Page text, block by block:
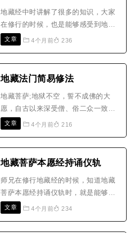
地藏经中时讲解了很多的知识，大家
在修行的时候，也是能够感受到地藏
经中的很多大智慧的，地藏经主要是
同时也是可以让大家在死后，前往西
己的内心是很慈悲的，只有大家在修
行的时候，提体会到菩萨的..
文章 4个月前 236
地藏法门简易修法
地藏菩萨;地狱不空，誓不成佛的大
愿，自古以来深受僧、俗二众一致崇
敬信仰。当代净土宗印光大师，专弘
相信因果业报，能检视自己的言行举
五戒十善，以念佛的助行，作为往生
西方的资粮。地藏法门的简易..
文章 4个月前 216
地藏菩萨本愿经持诵仪轨
师兄在修行地藏经的时候，知道地藏
菩萨本愿经持诵仪轨时，就是能够知
道诵读地藏经的步骤，这样师兄诵读
文章 4个月前 234